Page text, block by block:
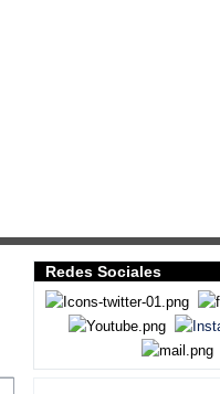
Redes Sociales